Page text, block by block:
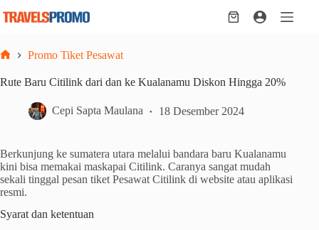
Shopping
Promo Tiket Pesawat
Rute Baru Citilink dari dan ke Kualanamu Diskon Hingga 20%
Cepi Sapta Maulana 18 Desember 2024
Berkunjung ke sumatera utara melalui bandara baru Kualanamu
kini bisa memakai maskapai Citilink. Caranya sangat mudah
sekali tinggal pesan tiket Pesawat Citilink di website atau aplikasi
resmi.
Syarat dan ketentuan